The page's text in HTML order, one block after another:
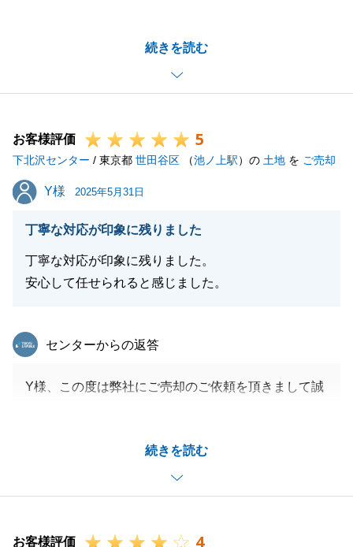
続きを読む
Y様が事前にご売却に伴うご準備をご対応頂いたおか
げでスムーズな販売活動ができました。
にお申しつけくださいませ。
引き続きよろしくお願いいたします。
閉じる
お客様評価 5
下北沢センター / 東京都 世田谷区 （池ノ上駅）の 土地 を ご売却
Y様
Y様 2025年5月31日
丁寧な対応が印象に残りました
丁寧な対応が印象に残りました。
安心して任せられると感じました。
続きを読む
東急リバブル
センターからの返答
Y様、この度は弊社にご売却のご依頼を頂きまして誠
の迅速なご対応があってこそでした。
ありがとうございました。
今後も不動産関係でお困りごとがございましたらお気
引き続きよろしくお願いいたします。
お客様評価 4